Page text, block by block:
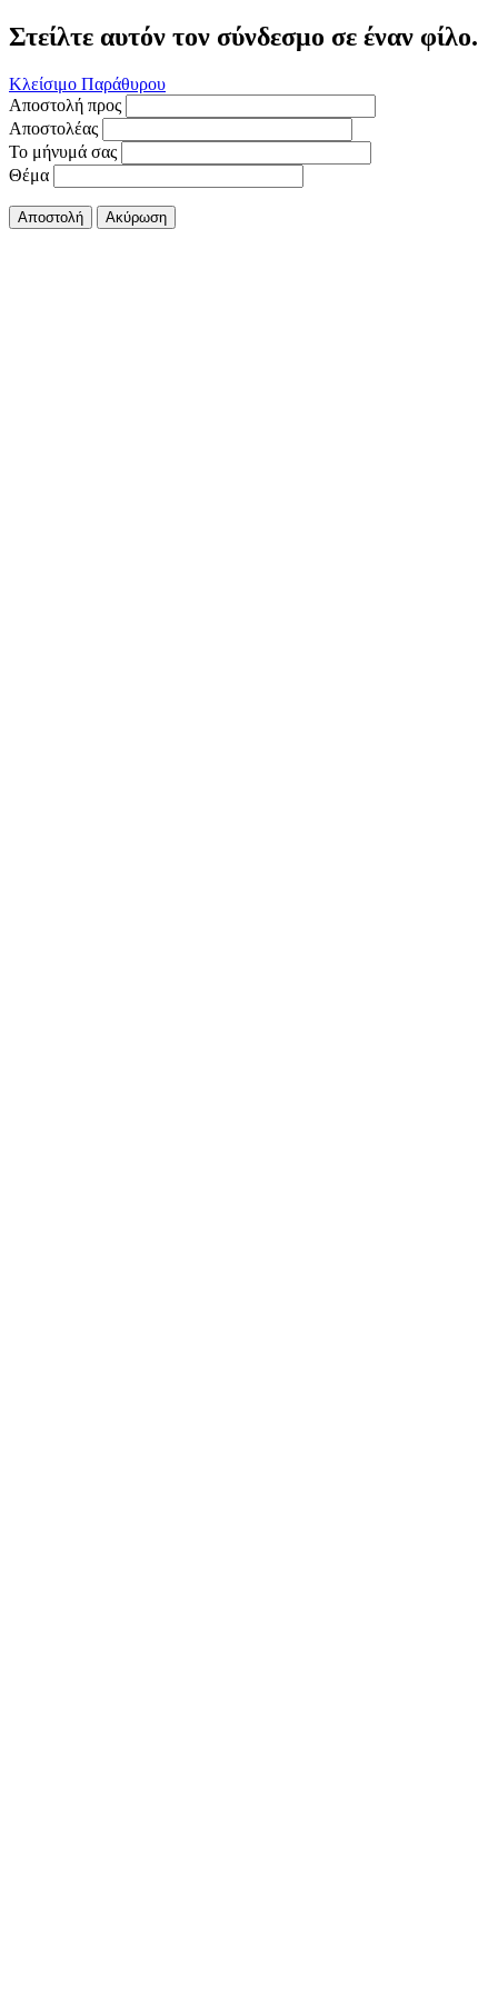
Στείλτε αυτόν τον σύνδεσμο σε έναν φίλο.
Κλείσιμο Παράθυρου
Αποστολή προς
Αποστολέας
Το μήνυμά σας
Θέμα
Αποστολή Ακύρωση